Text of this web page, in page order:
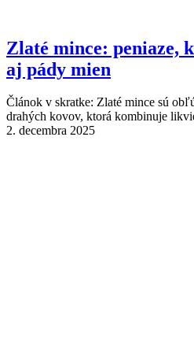
Zlaté mince: peniaze,
aj pády mien
Článok v skratke: Zlaté mince sú
drahých kovov, ktorá kombinuje
2. decembra 2025